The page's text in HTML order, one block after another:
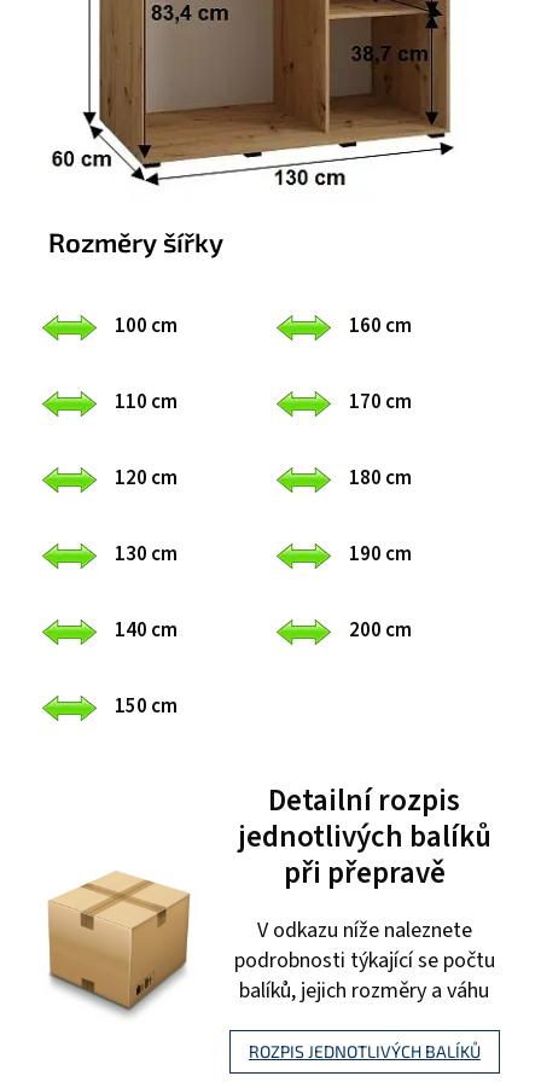
Rozměry šířky
100 cm 160 cm
110 cm 170 cm
120 cm 180 cm
130 cm 190 cm
140 cm 200 cm
150 cm
Detailní rozpis
jednotlivých balíků
při přepravě
V odkazu níže naleznete
podrobnosti týkající se počtu
balíků, jejich rozměry a váhu
ROZPIS JEDNOTLIVÝCH BALÍKŮ